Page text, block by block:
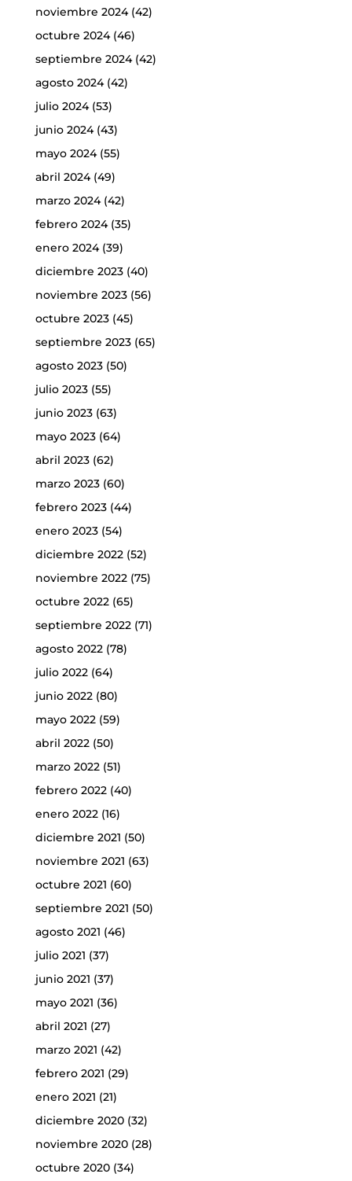
noviembre 2024(42)
octubre 2024(46)
septiembre 2024(42)
agosto 2024(42)
julio 2024(53)
junio 2024(43)
mayo 2024(55)
abril 2024(49)
marzo 2024(42)
febrero 2024(35)
enero 2024(39)
diciembre 2023(40)
noviembre 2023(56)
octubre 2023(45)
septiembre 2023(65)
agosto 2023(50)
julio 2023(55)
junio 2023(63)
mayo 2023(64)
abril 2023(62)
marzo 2023(60)
febrero 2023(44)
enero 2023(54)
diciembre 2022(52)
noviembre 2022(75)
octubre 2022(65)
septiembre 2022(71)
agosto 2022(78)
julio 2022(64)
junio 2022(80)
mayo 2022(59)
abril 2022(50)
marzo 2022(51)
febrero 2022(40)
enero 2022(16)
diciembre 2021 (50)
noviembre 2021 (63)
octubre 2021 (60)
septiembre 2021 (50)
agosto 2021 (46)
julio 2021 (37)
junio 2021 (37)
mayo 2021 (36)
abril 2021 (27)
marzo 2021 (42)
febrero 2021 (29)
enero 2021 (21)
diciembre 2020(32)
noviembre 2020(28)
octubre 2020(34)